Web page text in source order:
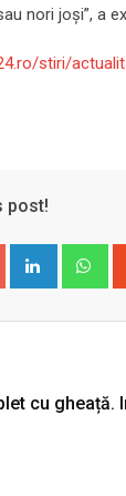
nori joşi”, a
stiri/
post!
Google+ LinkedIn
cu gheață.